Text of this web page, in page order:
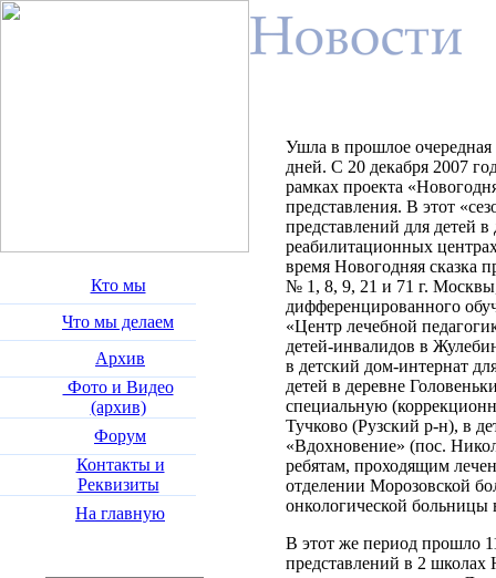
Кто мы
Что мы делаем
Архив
Фото и Видео
(архив)
Форум
Контакты и
Реквизиты
На главную
Ушла в прошлое
дней. С 20 декабря 2007
рамках проекта
представления. В этот
представлений для детей в
реабилитационных
время Новогодняя сказка
№ 1, 8, 9, 21 и 71 г.
дифференцированного
«Центр лечебной
детей-инвалидов в
в детский дом-интернат
детей в деревне
специальную
Тучково (Рузский р-н), в
«Вдохновение» (пос.
ребятам, проходящим
отделении Морозовской
онкологической больницы
В этот же период прошло
представлений в 2